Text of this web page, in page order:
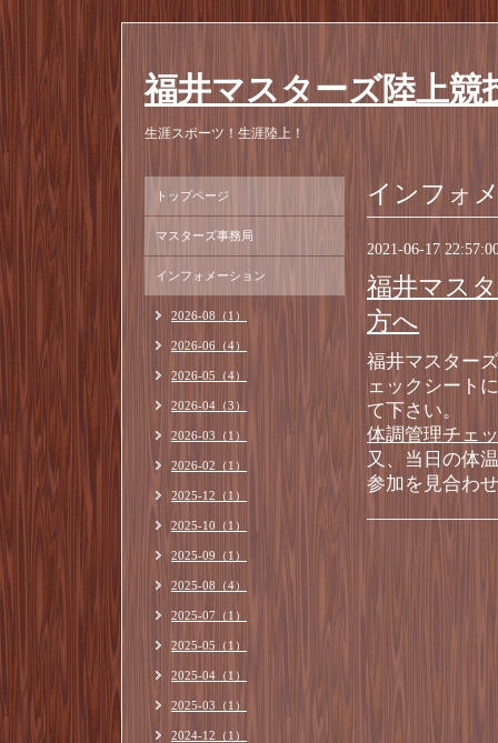
福井マスターズ陸上競
生涯スポーツ！生涯陸上！
インフォ
2021-06-17
福井マス
方へ
福井マスター
ェックシート
て下さい。
体調管理チェ
又、当日の体
参加を見合わ
トップページ
マスターズ事務局
インフォメーション
2026-08（1）
2026-06（4）
2026-05（4）
2026-04（3）
2026-03（1）
2026-02（1）
2025-12（1）
2025-10（1）
2025-09（1）
2025-08（4）
2025-07（1）
2025-05（1）
2025-04（1）
2025-03（1）
2024-12（1）